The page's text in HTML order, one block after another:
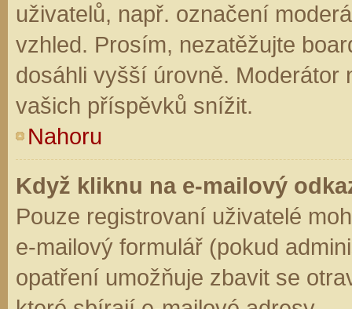
uživatelů, např. označení
vzhled. Prosím, nezatěžujte
dosáhli vyšší úrovně. Moderátor
vašich příspěvků snížit.
Nahoru
Když kliknu na e-mailový
Pouze registrovaní uživatelé
e-mailový formulář (pokud
opatření umožňuje zbavit se